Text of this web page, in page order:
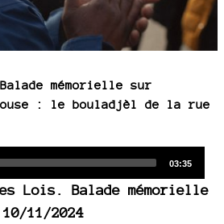
mémorielle sur
: le bouladjèl de la rue
Total
03:35
Lois. Balade mémorielle
10/11/2024